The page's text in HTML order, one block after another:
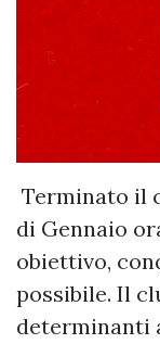
Terminato il
di Gennaio
obiettivo,
possibile. Il
determinanti